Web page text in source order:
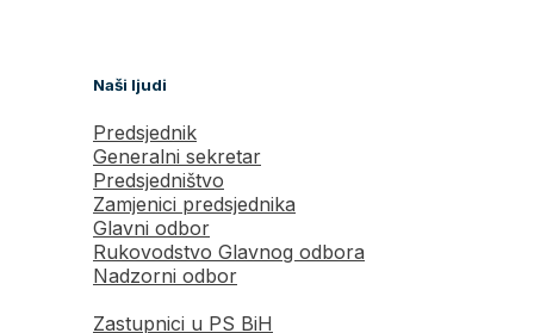
Naši ljudi
Predsjednik
Generalni sekretar
Predsjedništvo
Zamjenici predsjednika
Glavni odbor
Rukovodstvo Glavnog odbora
Nadzorni odbor
Zastupnici u PS BiH